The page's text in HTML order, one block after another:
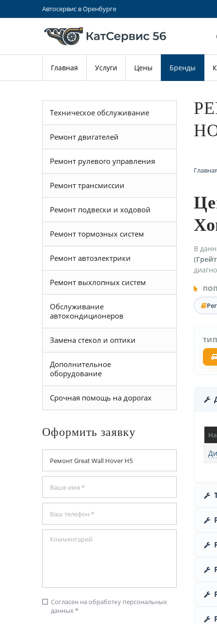
Автосервис в Оренбурге
Главная Услуги Цены Бренды
В
Техническое обслуживание
Ремонт двигателей
Ремонт рулевого управления
Ремонт трансмиссии
Ремонт подвески и ходовой
Ремонт тормозных систем
Ремонт автоэлектрики
Ремонт выхлопных систем
Обслуживание
автокондиционеров
Замена стекол и оптики
Дополнительное
оборудование
Срочная помощь на дорогах
Оформить заявку
check_box_outline_blank Согласен на обработку персональных
данных *